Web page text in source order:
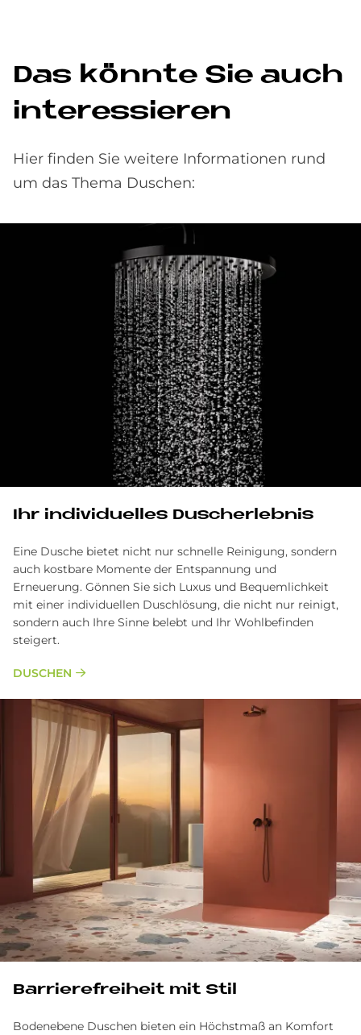
Das könnte Sie auch
interessieren
Hier finden Sie weitere Informationen rund
um das Thema Duschen:
Ihr in­di­vi­du­el­les Du­sch­er­leb­nis
Eine Dusche bietet nicht nur schnelle Reinigung, sondern
auch kostbare Momente der Entspannung und
Erneuerung. Gönnen Sie sich Luxus und Bequemlichkeit
mit einer individuellen Duschlösung, die nicht nur reinigt,
sondern auch Ihre Sinne belebt und Ihr Wohlbefinden
steigert.
DUSCHEN
Bar­rie­re­frei­heit mit Stil
Bodenebene Duschen bieten ein Höchstmaß an Komfort